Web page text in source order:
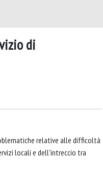
di
relative alle difficoltà
locali e dell'intreccio tra